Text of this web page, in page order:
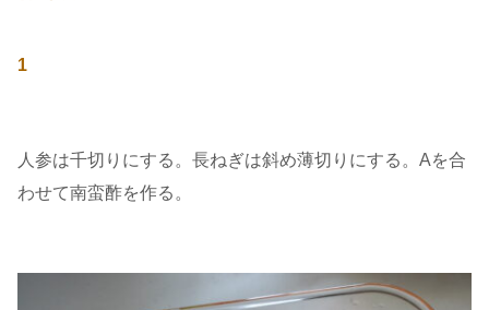
1
人参は千切りにする。長ねぎは斜め薄切りにする。Aを合
わせて南蛮酢を作る。